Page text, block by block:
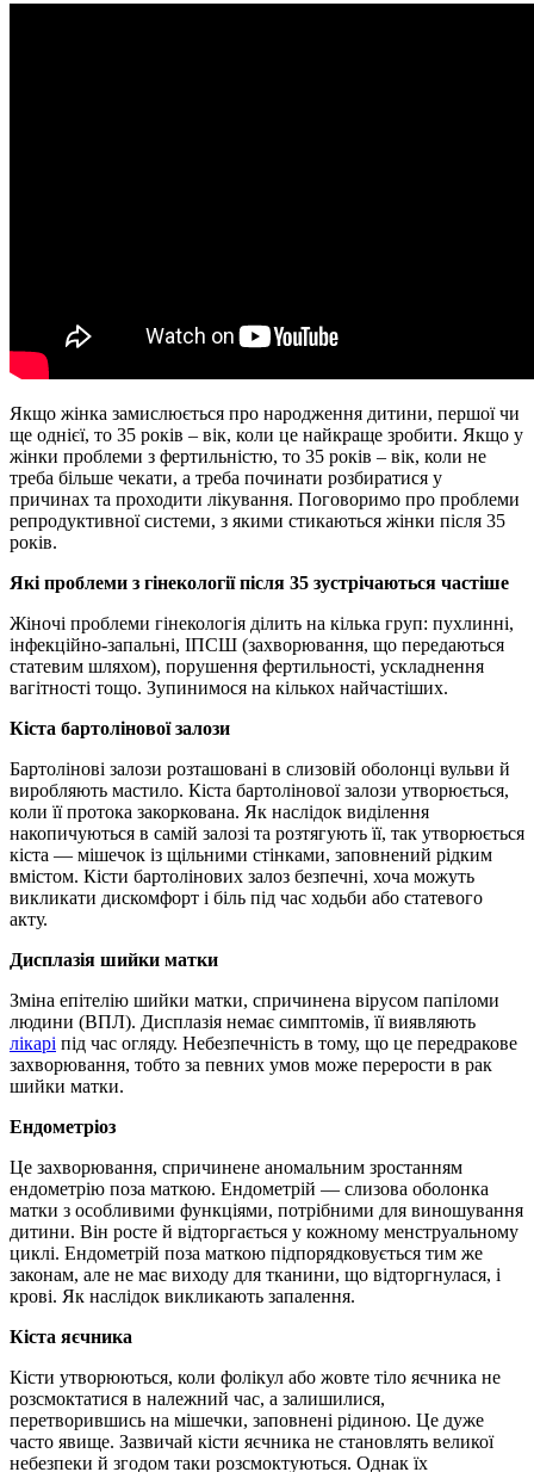
Якщо жінка замислюється про народження дитини, першої чи
ще однієї, то 35 років – вік, коли це найкраще зробити. Якщо у
жінки проблеми з фертильністю, то 35 років – вік, коли не
треба більше чекати, а треба починати розбиратися у
причинах та проходити лікування. Поговоримо про проблеми
репродуктивної системи, з якими стикаються жінки після 35
років.
Які проблеми з гінекології після 35 зустрічаються частіше
Жіночі проблеми гінекологія ділить на кілька груп: пухлинні,
інфекційно-запальні, ІПСШ (захворювання, що передаються
статевим шляхом), порушення фертильності, ускладнення
вагітності тощо. Зупинимося на кількох найчастіших.
Кіста бартолінової залози
Бартолінові залози розташовані в слизовій оболонці вульви й
виробляють мастило. Кіста бартолінової залози утворюється,
коли її протока закоркована. Як наслідок виділення
накопичуються в самій залозі та розтягують її, так утворюється
кіста — мішечок із щільними стінками, заповнений рідким
вмістом. Кісти бартолінових залоз безпечні, хоча можуть
викликати дискомфорт і біль під час ходьби або статевого
акту.
Дисплазія шийки матки
Зміна епітелію шийки матки, спричинена вірусом папіломи
людини (ВПЛ). Дисплазія немає симптомів, її виявляють
лікарі під час огляду. Небезпечність в тому, що це передракове
захворювання, тобто за певних умов може перерости в рак
шийки матки.
Ендометріоз
Це захворювання, спричинене аномальним зростанням
ендометрію поза маткою. Ендометрій — слизова оболонка
матки з особливими функціями, потрібними для виношування
дитини. Він росте й відторгається у кожному менструальному
циклі. Ендометрій поза маткою підпорядковується тим же
законам, але не має виходу для тканини, що відторгнулася, і
крові. Як наслідок викликають запалення.
Кіста яєчника
Кісти утворюються, коли фолікул або жовте тіло яєчника не
розсмоктатися в належний час, а залишилися,
перетворившись на мішечки, заповнені рідиною. Це дуже
часто явище. Зазвичай кісти яєчника не становлять великої
небезпеки й згодом таки розсмоктуються. Однак їх